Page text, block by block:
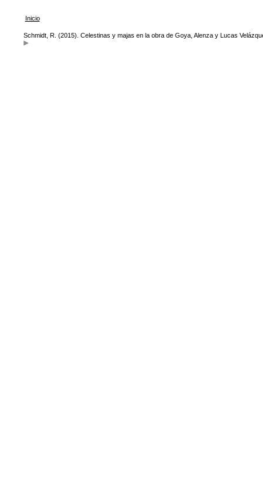
Inicio
Schmidt, R. (2015). Celestinas y majas en la obra de Goya, Alenza y Lucas